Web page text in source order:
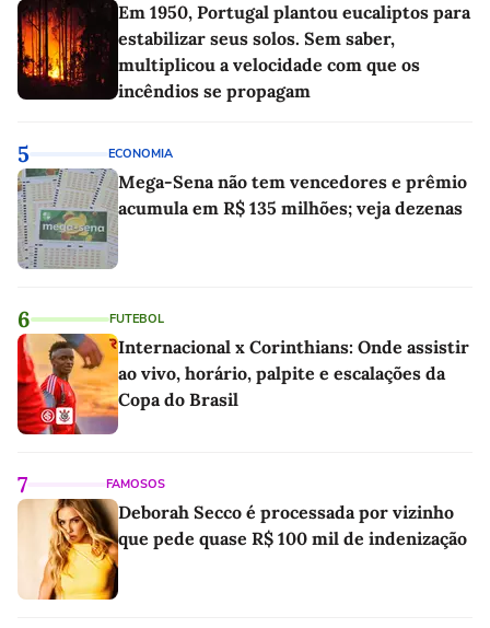
Em 1950, Portugal plantou eucaliptos para
estabilizar seus solos. Sem saber,
multiplicou a velocidade com que os
incêndios se propagam
5 ECONOMIA
Mega-Sena não tem vencedores e prêmio
acumula em R$ 135 milhões; veja dezenas
6 FUTEBOL
Internacional x Corinthians: Onde assistir
ao vivo, horário, palpite e escalações da
Copa do Brasil
7 FAMOSOS
Deborah Secco é processada por vizinho
que pede quase R$ 100 mil de indenização